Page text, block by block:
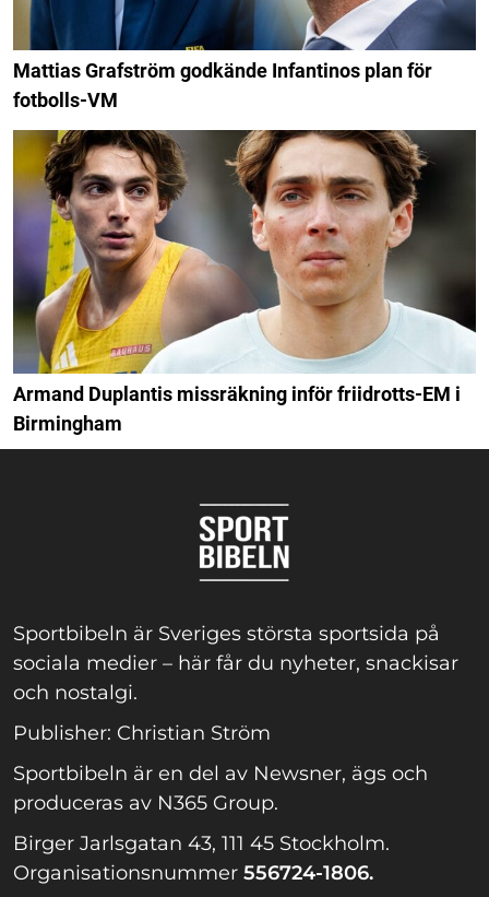
Mattias Grafström godkände Infantinos plan för
fotbolls-VM
Armand Duplantis missräkning inför friidrotts-EM i
Birmingham
Sportbibeln är Sveriges största sportsida på
sociala medier – här får du nyheter, snackisar
och nostalgi.
Publisher: Christian Ström
Sportbibeln är en del av Newsner, ägs och
produceras av N365 Group.
Birger Jarlsgatan 43, 111 45 Stockholm.
Organisationsnummer 556724-1806.